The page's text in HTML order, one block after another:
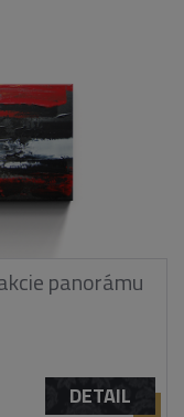
panorámu
DETAIL